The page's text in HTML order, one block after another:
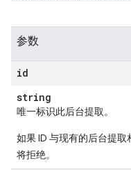
参数
id
string
唯一标识此后台提取。
如果 ID 与现有的后台提取
将拒绝。